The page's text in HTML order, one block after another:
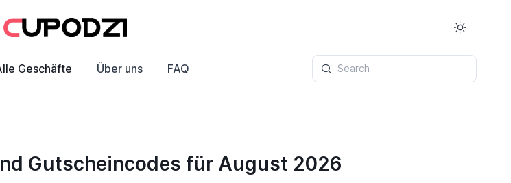
Geschäfte Über uns FAQ Search
Gutscheincodes für August 2026